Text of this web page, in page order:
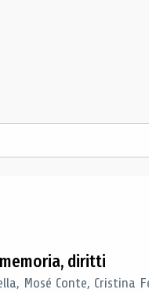
diritti
Mosé Conte, Cristina